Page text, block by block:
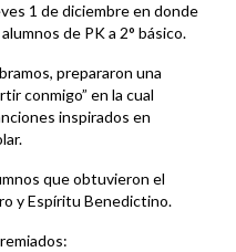
1 de diciembre en donde
de PK a 2° básico.
prepararon una
conmigo” en la cual
inspirados en
que obtuvieron el
y Espíritu Benedictino.